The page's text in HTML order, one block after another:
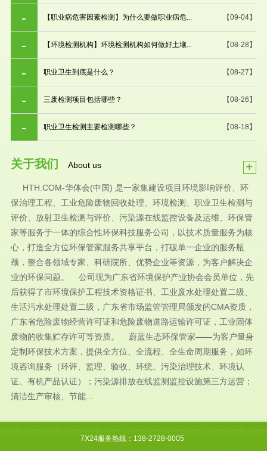
【09-04】
【职业病危害因素检测】为什么要做职业病危...
【08-28】
【环境检测机构】环境检测机构如何做好土壤...
【08-27】
职业卫生到底是什么？
【08-26】
三废检测项目包括哪些？
【08-18】
职业卫生检测主要检测哪些？
关于我们 About us +
HTH.COM-华体会(中国) 是一家集建设项目环境影响评价、环
保治理工程、工业危险废物回收处理、环境检测、职业卫生检测与
评价、放射卫生检测与评价、污染源在线监控设备及运维、环保管
家等服务于一体的综合性环保科技服务公司，以技术质量服务为核
心，打造全方位环保管家服务共享平台，打破单一企业的服务瓶
颈，整合各领域专家、科研院所、优势企业等资源，为客户解决企
业的环保问题。 公司现为广东省环境保护产业协会会员单位，先
后获得了市环境保护工程技术资格证书、工业废水处理处置二级、
生活污水处理处置二级，广东省市场监管管理局颁发的CMA资质，
广东省危险废物经营许可证和危险废物道路运输许可证，工业固体
废物的收集贮存许可等资质。 蔚蓝生态环保管家——为客户量身
定制环保技术方案，提供全方位、全流程、全生命周期服务，如环
境咨询服务（环评、监理、验收、环统、污染治理技术、环境认
证、有机产品认证）；污染源排放在线监测监控设施第三方运营；
清洁生产审核、节能...
7X24服务热线：138-2728-0005